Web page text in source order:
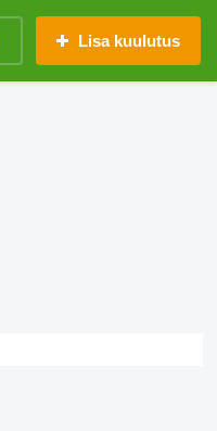
Lisa kuulutus